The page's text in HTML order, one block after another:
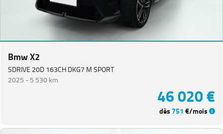
Bmw X2
SDRIVE 20D 163CH DKG7 M SPORT
2025 -5 530 km
46 020 €
dès 751 €/mois